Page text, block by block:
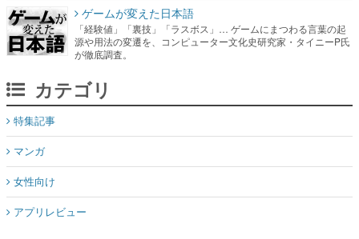
ゲームが変えた日本語
「経験値」「裏技」「ラスボス」… ゲームにまつわる言葉の起
源や用法の変遷を、コンピューター文化史研究家・タイニーP氏
が徹底調査。
カテゴリ
特集記事
マンガ
女性向け
アプリレビュー